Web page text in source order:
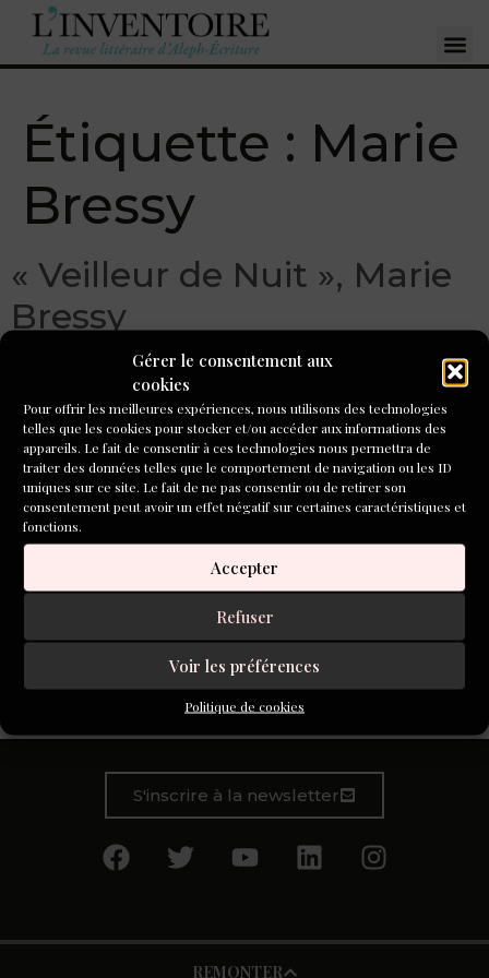
Gérer le consentement aux
cookies
Pour offrir les meilleures expériences, nous utilisons des technologies
telles que les cookies pour stocker et/ou accéder aux informations des
appareils. Le fait de consentir à ces technologies nous permettra de
traiter des données telles que le comportement de navigation ou les ID
uniques sur ce site. Le fait de ne pas consentir ou de retirer son
consentement peut avoir un effet négatif sur certaines caractéristiques et
fonctions.
Accepter
Refuser
Voir les préférences
Politique de cookies
Étiquette : Marie
Bressy
« Veilleur de Nuit », Marie
Bressy
S'inscrire à la newsletter
REMONTER